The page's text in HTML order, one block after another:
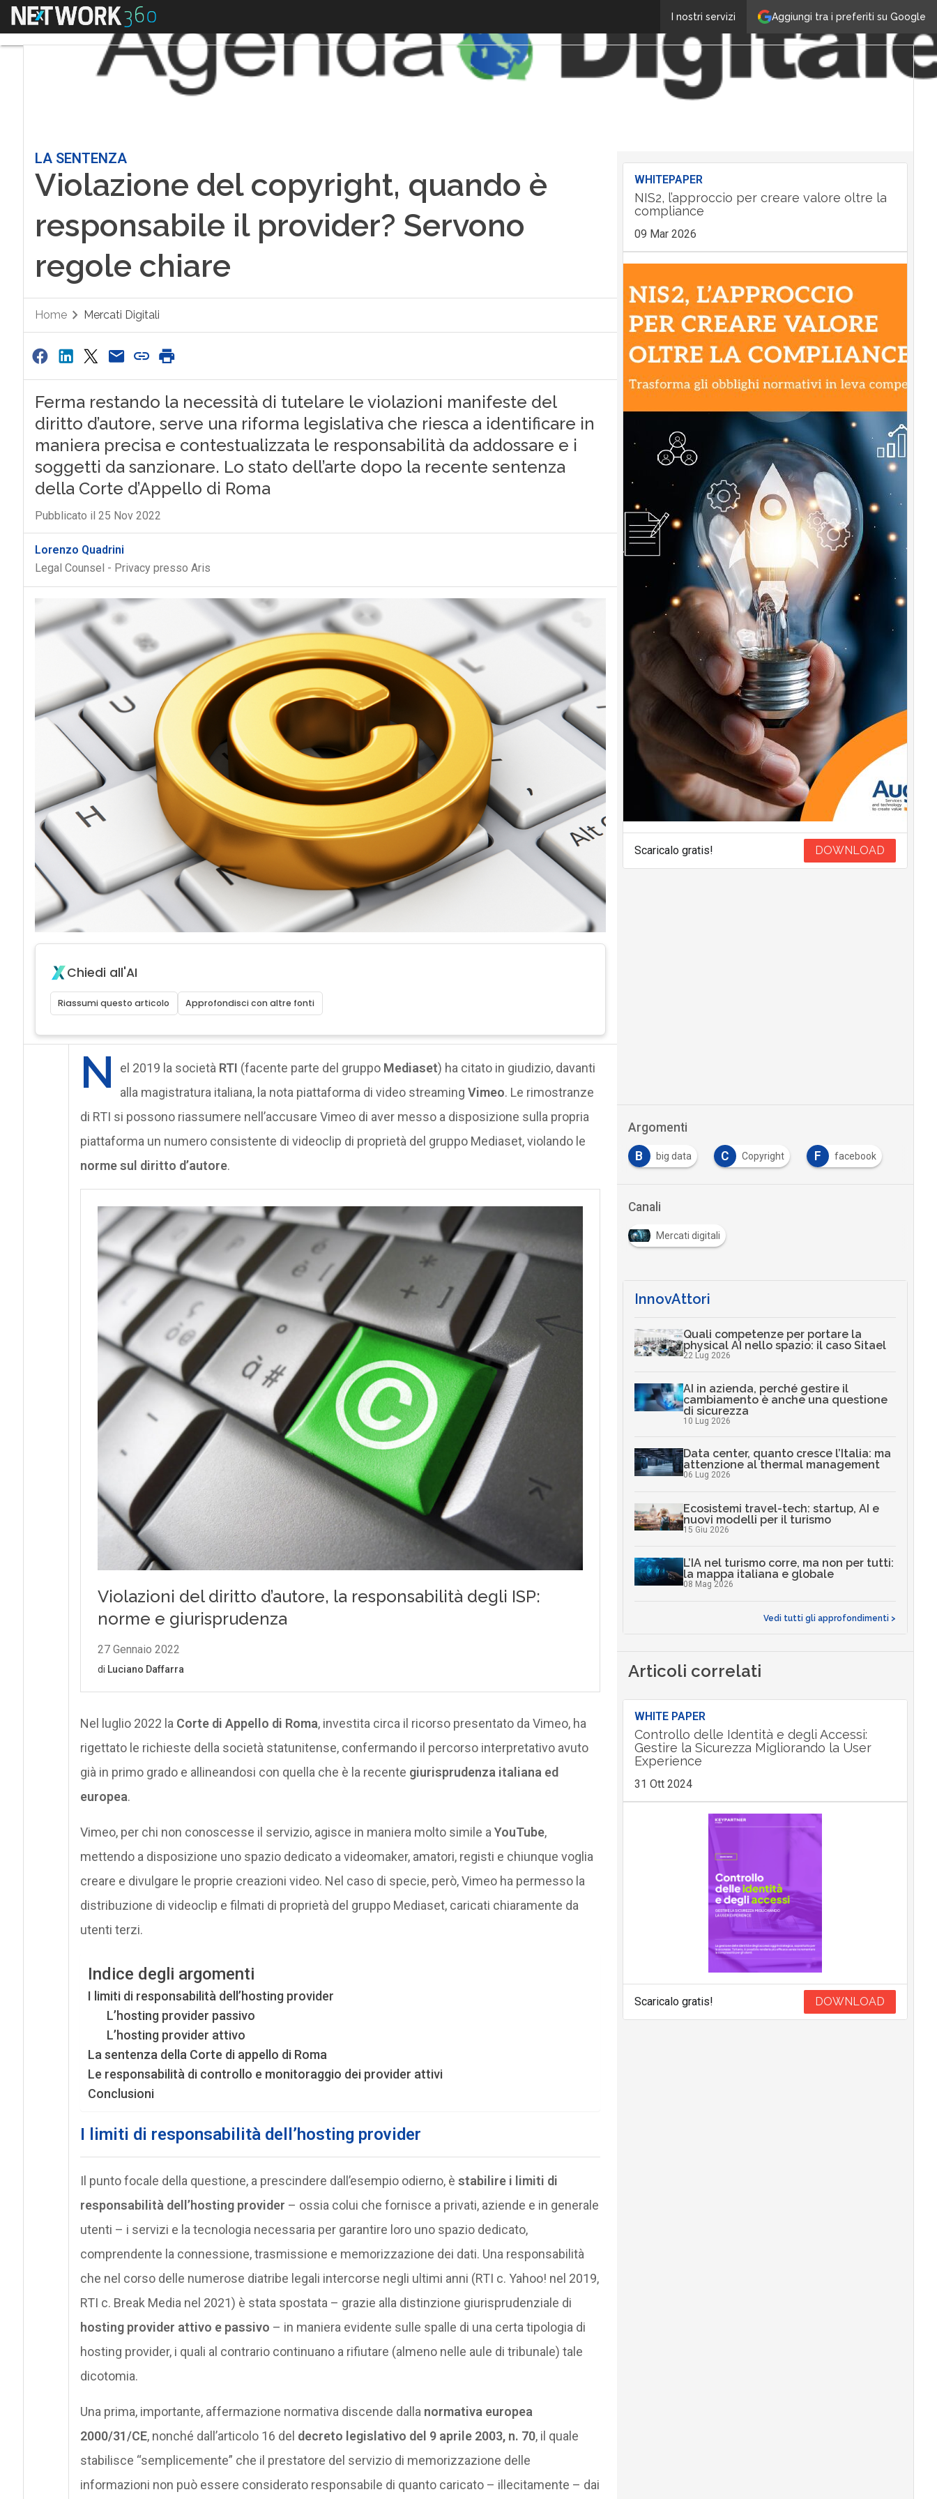
Aggiungi tra i preferiti su Google
I nostri servizi
Menu
LA SENTENZA
Violazione del copyright, quando è
responsabile il provider? Servono
regole chiare
Home Mercati Digitali
Ferma restando la necessità di tutelare le violazioni manifeste del
diritto d’autore, serve una riforma legislativa che riesca a identificare in
maniera precisa e contestualizzata le responsabilità da addossare e i
soggetti da sanzionare. Lo stato dell’arte dopo la recente sentenza
della Corte d’Appello di Roma
Pubblicato il 25 Nov 2022
Lorenzo Quadrini
Legal Counsel - Privacy presso Aris
Chiedi all'AI
Riassumi questo articolo Approfondisci con altre fonti
N el 2019 la società RTI (facente parte del gruppo Mediaset) ha citato in giudizio, davanti
alla magistratura italiana, la nota piattaforma di video streaming Vimeo. Le rimostranze
di RTI si possono riassumere nell’accusare Vimeo di aver messo a disposizione sulla propria
piattaforma un numero consistente di videoclip di proprietà del gruppo Mediaset, violando le
norme sul diritto d’autore.
Nel luglio 2022 la Corte di Appello di Roma, investita circa il ricorso presentato da Vimeo, ha
rigettato le richieste della società statunitense, confermando il percorso interpretativo avuto
già in primo grado e allineandosi con quella che è la recente giurisprudenza italiana ed
europea.
Vimeo, per chi non conoscesse il servizio, agisce in maniera molto simile a YouTube,
mettendo a disposizione uno spazio dedicato a videomaker, amatori, registi e chiunque voglia
creare e divulgare le proprie creazioni video. Nel caso di specie, però, Vimeo ha permesso la
distribuzione di videoclip e filmati di proprietà del gruppo Mediaset, caricati chiaramente da
utenti terzi.
Indice degli argomenti
I limiti di responsabilità dell’hosting provider
L’hosting provider passivo
L’hosting provider attivo
La sentenza della Corte di appello di Roma
Le responsabilità di controllo e monitoraggio dei provider attivi
Conclusioni
I limiti di responsabilità dell’hosting provider
Il punto focale della questione, a prescindere dall’esempio odierno, è stabilire i limiti di
responsabilità dell’hosting provider – ossia colui che fornisce a privati, aziende e in generale
utenti – i servizi e la tecnologia necessaria per garantire loro uno spazio dedicato,
comprendente la connessione, trasmissione e memorizzazione dei dati. Una responsabilità
che nel corso delle numerose diatribe legali intercorse negli ultimi anni (RTI c. Yahoo! nel 2019,
RTI c. Break Media nel 2021) è stata spostata – grazie alla distinzione giurisprudenziale di
hosting provider attivo e passivo – in maniera evidente sulle spalle di una certa tipologia di
hosting provider, i quali al contrario continuano a rifiutare (almeno nelle aule di tribunale) tale
dicotomia.
Una prima, importante, affermazione normativa discende dalla normativa europea
2000/31/CE, nonché dall’articolo 16 del decreto legislativo del 9 aprile 2003, n. 70, il quale
stabilisce “semplicemente” che il prestatore del servizio di memorizzazione delle
informazioni non può essere considerato responsabile di quanto caricato – illecitamente – dai
WHITEPAPER
NIS2, l’approccio per creare valore oltre la
compliance
09 Mar 2026
Scaricalo gratis! DOWNLOAD
Argomenti
B big data C Copyright F facebook
Canali
Mercati digitali
InnovAttori
Quali competenze per portare la
physical AI nello spazio: il caso Sitael
22 Lug 2026
AI in azienda, perché gestire il
cambiamento è anche una questione
di sicurezza
10 Lug 2026
Data center, quanto cresce l’Italia: ma
attenzione al thermal management
06 Lug 2026
Ecosistemi travel-tech: startup, AI e
nuovi modelli per il turismo
15 Giu 2026
L’IA nel turismo corre, ma non per tutti:
la mappa italiana e globale
08 Mag 2026
Vedi tutti gli approfondimenti >
Articoli correlati
WHITE PAPER
Controllo delle Identità e degli Accessi:
Gestire la Sicurezza Migliorando la User
Experience
31 Ott 2024
Scaricalo gratis! DOWNLOAD